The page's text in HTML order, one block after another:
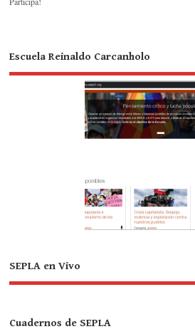
Escuela Reinaldo Carcanholo
SEPLA en Vivo
Cuadernos de SEPLA